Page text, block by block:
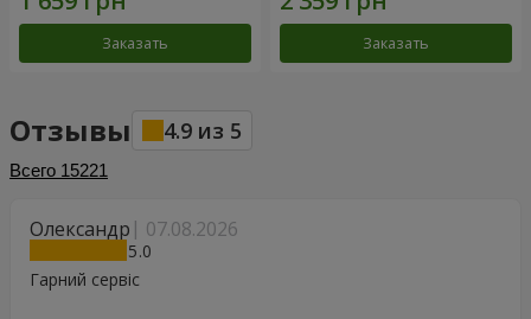
Заказать Заказать
Отзывы 4.9 из 5
Всего 15221
Олександр 07.08.2026
5
Гарний сервіс